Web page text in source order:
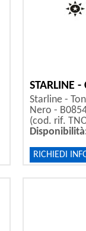
STARLINE
Starline -
Nero -
(cod. rif.
RICHIEDI